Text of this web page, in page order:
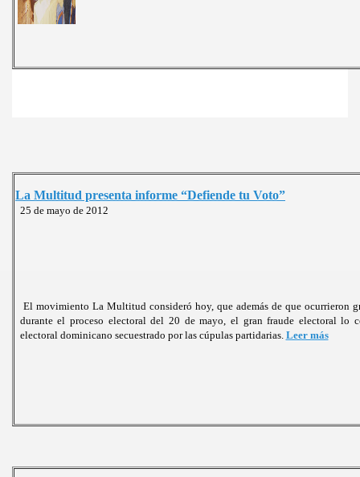
La Multitud presenta informe “Defiende tu Voto”
25 de mayo de 2012
El movimiento La Multitud consideró hoy, que además de que ocurrieron
durante el proceso electoral del 20 de mayo, el gran fraude electoral lo
electoral dominicano secuestrado por las cúpulas partidarias. Leer más